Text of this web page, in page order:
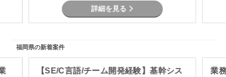
詳細を見る
福岡県の新着案件
【SE/C言語/チーム開発経験】基幹シス
業